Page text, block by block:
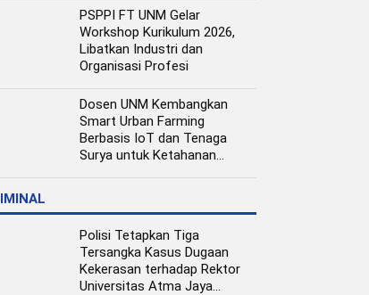
PSPPI FT UNM Gelar
Workshop Kurikulum 2026,
Libatkan Industri dan
Organisasi Profesi
Dosen UNM Kembangkan
Smart Urban Farming
Berbasis IoT dan Tenaga
Surya untuk Ketahanan
Polisi Tetapkan Tiga
Tersangka Kasus Dugaan
Kekerasan terhadap Rektor
Universitas Atma Jaya